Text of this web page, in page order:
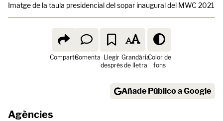
Imatge de la taula presidencial del sopar inaugural del MWC 2021
ComparteComenta Llegir
després
Grandària
de lletra
Color de
fons
Añade Público a Google
Agències